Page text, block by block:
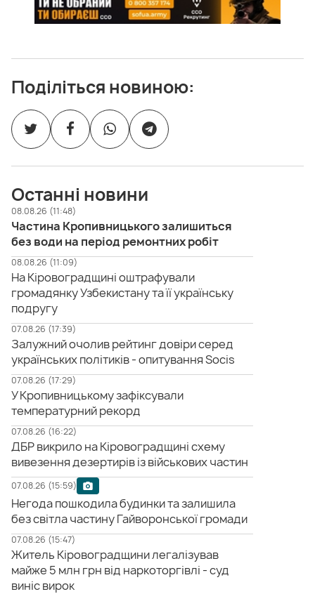
Поділіться новиною:
Останні новини
08.08.26 (11:48)
Частина Кропивницького залишиться
без води на період ремонтних робіт
08.08.26 (11:09)
На Кіровоградщині оштрафували
громадянку Узбекистану та її українську
подругу
07.08.26 (17:39)
Залужний очолив рейтинг довіри серед
українських політиків - опитування Socis
07.08.26 (17:29)
У Кропивницькому зафіксували
температурний рекорд
07.08.26 (16:22)
ДБР викрило на Кіровоградщині схему
вивезення дезертирів із військових частин
07.08.26 (15:59)
Негода пошкодила будинки та залишила
без світла частину Гайворонської громади
07.08.26 (15:47)
Житель Кіровоградщини легалізував
майже 5 млн грн від наркоторгівлі - суд
виніс вирок